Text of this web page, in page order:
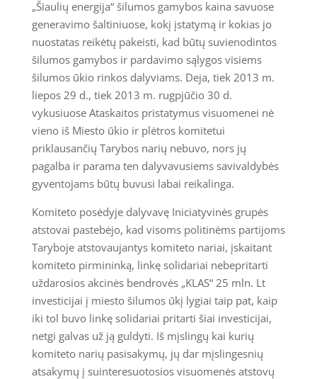
„Šiaulių energija“ šilumos gamybos kaina savuose
generavimo šaltiniuose, kokį įstatymą ir kokias jo
nuostatas reikėtų pakeisti, kad būtų suvienodintos
šilumos gamybos ir pardavimo sąlygos visiems
šilumos ūkio rinkos dalyviams. Deja, tiek 2013 m.
liepos 29 d., tiek 2013 m. rugpjūčio 30 d.
vykusiuose Ataskaitos pristatymus visuomenei nė
vieno iš Miesto ūkio ir plėtros komitetui
priklausančių Tarybos narių nebuvo, nors jų
pagalba ir parama ten dalyvavusiems savivaldybės
gyventojams būtų buvusi labai reikalinga.
Komiteto posėdyje dalyvavę Iniciatyvinės grupės
atstovai pastebėjo, kad visoms politinėms partijoms
Taryboje atstovaujantys komiteto nariai, įskaitant
komiteto pirmininką, linkę solidariai nebepritarti
uždarosios akcinės bendrovės „KLAS“ 25 mln. Lt
investicijai į miesto šilumos ūkį lygiai taip pat, kaip
iki tol buvo linkę solidariai pritarti šiai investicijai,
netgi galvas už ją guldyti. Iš mįslingų kai kurių
komiteto narių pasisakymų, jų dar mįslingesnių
atsakymų į suinteresuotosios visuomenės atstovų